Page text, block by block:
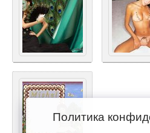
Политика